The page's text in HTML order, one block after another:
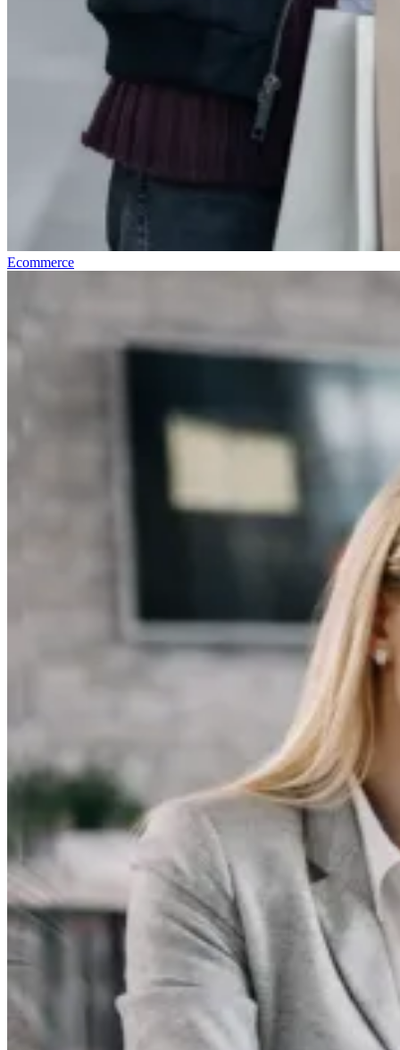
Ecommerce